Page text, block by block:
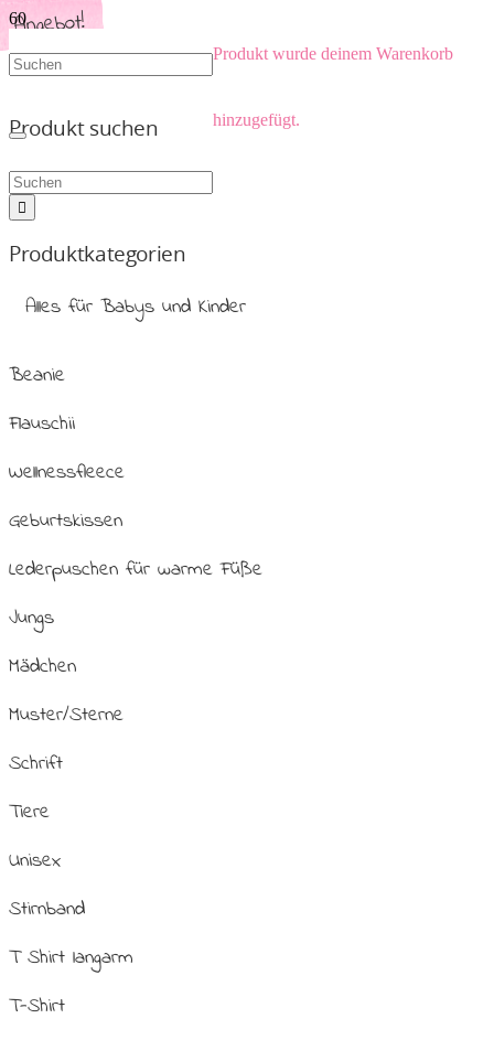
Produkt wurde deinem Warenkorb
hinzugefügt.
Produkt suchen
Produktkategorien
Alles für Babys und Kinder
Beanie
Flauschii
Wellnessfleece
Geburtskissen
Lederpuschen für warme Füße
Jungs
Mädchen
Muster/Sterne
Schrift
Tiere
Unisex
Stirnband
T Shirt langarm
T-Shirt
Angebot!
Angebot!
Angebot!
Angebot!
Angebot!
Angebot!
Angebot!
Angebot!
Angebot!
Angebot!